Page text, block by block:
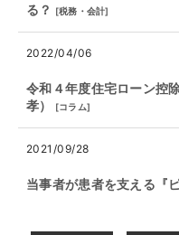
る？
[税務・会計]
2022/04/06
令和４年度住宅ローン控
孝）
[コラム]
2021/09/28
当事者が患者を支える『